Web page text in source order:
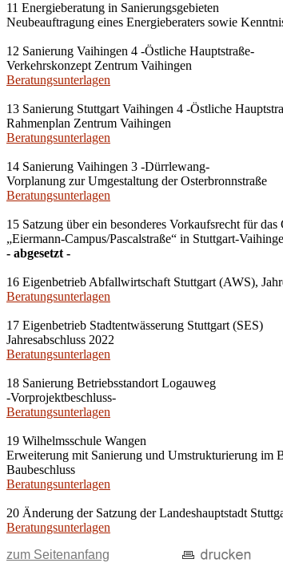
11 Energieberatung in Sanierungsgebieten
Neubeauftragung eines Energieberaters sowie
12 Sanierung Vaihingen 4 -Östliche Hauptstraße-
Verkehrskonzept Zentrum Vaihingen
Beratungsunterlagen
13 Sanierung Stuttgart Vaihingen 4 -Östliche
Rahmenplan Zentrum Vaihingen
Beratungsunterlagen
14 Sanierung Vaihingen 3 -Dürrlewang-
Vorplanung zur Umgestaltung der Osterbronnstraße
Beratungsunterlagen
15 Satzung über ein besonderes Vorkaufsrecht für das
„Eiermann-Campus/Pascalstraße“ in Stuttgart-
- abgesetzt -
16 Eigenbetrieb Abfallwirtschaft Stuttgart (AWS),
Beratungsunterlagen
17 Eigenbetrieb Stadtentwässerung Stuttgart (SES)
Jahresabschluss 2022
Beratungsunterlagen
18 Sanierung Betriebsstandort Logauweg
-Vorprojektbeschluss-
Beratungsunterlagen
19 Wilhelmsschule Wangen
Erweiterung mit Sanierung und Umstrukturierung im
Baubeschluss
Beratungsunterlagen
20 Änderung der Satzung der Landeshauptstadt
Beratungsunterlagen
zum Seitenanfang